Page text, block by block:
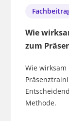
Wie
zum
Wie
Methode.